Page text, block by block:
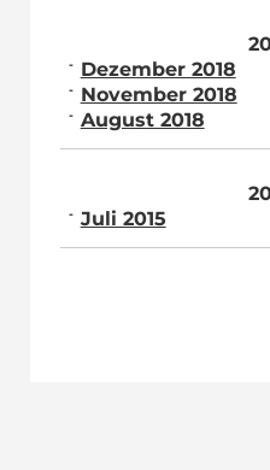
Dezember 2018
November 2018
August 2018
Juli 2015